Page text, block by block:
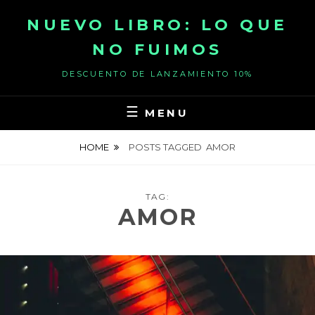
NUEVO LIBRO: LO QUE
NO FUIMOS
DESCUENTO DE LANZAMIENTO 10%
MENU
HOME POSTS TAGGED AMOR
TAG:
AMOR